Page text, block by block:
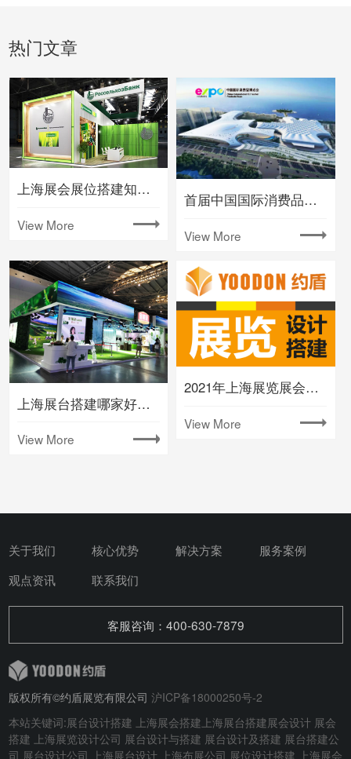
热门文章
上海展会展位搭建知名大型会展公司
View More
首届中国国际消费品博览会将在海南举办
View More
上海展台搭建哪家好要注意什么
View More
2021年上海展览展会时间排期表(下半年)
View More
关于我们 核心优势 解决方案
服务案例
观点资讯
联系我们
客服咨询：400-630-7879
版权所有©约盾展览有限公司 沪ICP备18000250号-2
本站关键词:展台设计搭建 上海展会搭建 上海展台搭建展会设计 展会
搭建 上海展览设计公司 展台设计与搭建 展台设计及搭建 展台搭建公
司 展台设计公司 上海展台设计 上海布展公司 展位设计搭建 上海展会